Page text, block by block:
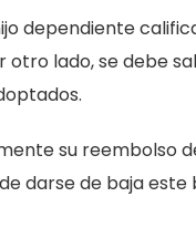
dependiente
otro lado, se debe
su reembolso
darse de baja este